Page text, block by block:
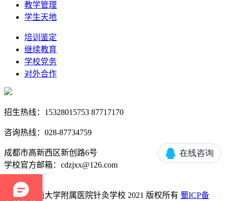
教学管理
学生天地
培训鉴定
继续教育
学校党务
对外合作
招生热线：15328015753 87717170
咨询热线：028-87734759
成都市高新西区新创路6号
学校官方邮箱：cdzjxx@126.com
成都中医药大学附属医院针灸学校 2021 版权所有 蜀ICP备